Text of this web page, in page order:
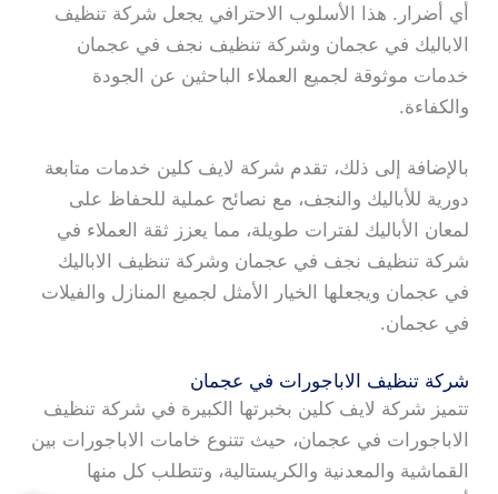
أي أضرار. هذا الأسلوب الاحترافي يجعل شركة تنظيف
الاباليك في عجمان وشركة تنظيف نجف في عجمان
خدمات موثوقة لجميع العملاء الباحثين عن الجودة
والكفاءة.
بالإضافة إلى ذلك، تقدم شركة لايف كلين خدمات متابعة
دورية للأباليك والنجف، مع نصائح عملية للحفاظ على
لمعان الأباليك لفترات طويلة، مما يعزز ثقة العملاء في
شركة تنظيف نجف في عجمان وشركة تنظيف الاباليك
في عجمان ويجعلها الخيار الأمثل لجميع المنازل والفيلات
في عجمان.
شركة تنظيف الاباجورات في عجمان
تتميز شركة لايف كلين بخبرتها الكبيرة في شركة تنظيف
الاباجورات في عجمان، حيث تتنوع خامات الاباجورات بين
القماشية والمعدنية والكريستالية، وتتطلب كل منها